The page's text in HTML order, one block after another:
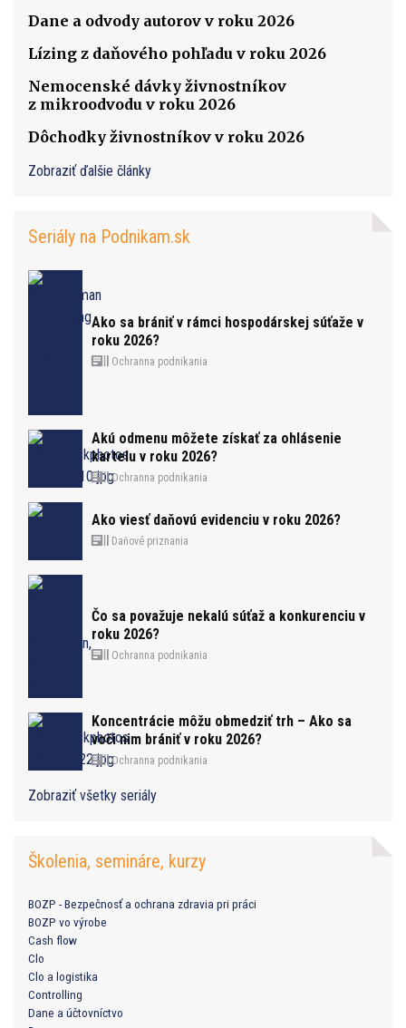
Dane a odvody autorov v roku 2026
Lízing z daňového pohľadu v roku 2026
Nemocenské dávky živnostníkov
z mikroodvodu v roku 2026
Dôchodky živnostníkov v roku 2026
Zobraziť ďalšie články
Seriály na Podnikam.sk
Ako sa brániť v rámci hospodárskej súťaže v
roku 2026?
Ochranna podnikania
Akú odmenu môžete získať za ohlásenie
kartelu v roku 2026?
Ochranna podnikania
Ako viesť daňovú evidenciu v roku 2026?
Daňové priznania
Čo sa považuje nekalú súťaž a konkurenciu v
roku 2026?
Ochranna podnikania
Koncentrácie môžu obmedziť trh – Ako sa
voči nim brániť v roku 2026?
Ochranna podnikania
Zobraziť všetky seriály
Školenia, semináre, kurzy
BOZP - Bezpečnosť a ochrana zdravia pri práci
BOZP vo výrobe
Cash flow
Clo
Clo a logistika
Controlling
Dane a účtovníctvo